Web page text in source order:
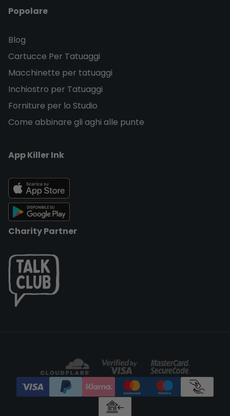
Popolare
Blog
Cartucce Per Tatuaggi
Macchinette per tatuaggi
Inchiostro per Tatuaggi
Forniture per lo Studio
Come abbinare gli aghi alle punte
App Killer Ink
Charity Partner